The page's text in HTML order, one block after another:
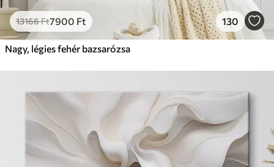
13166Ft7900 Ft 130
Nagy, légies fehér bazsarózsa